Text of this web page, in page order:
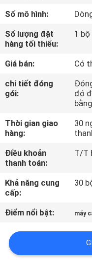
VIDEO
CHÚNG
TÔI
THAM
QUAN
NHÀ
MÁY
KIỂM
SOÁT
CHẤT
LƯỢNG
Số mô hình:
Số lượng đặt
hàng tối thiểu:
1
Giá bán:
Có
chi tiết đóng
gói:
đó
Thời gian giao
hàng:
30
Điều khoản
thanh toán:
T/T
Khả năng cung
cấp:
30
Điểm nổi bật: máy